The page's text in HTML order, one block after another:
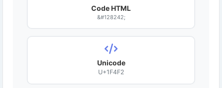
Code HTML
&#128242;
Unicode
U+1F4F2